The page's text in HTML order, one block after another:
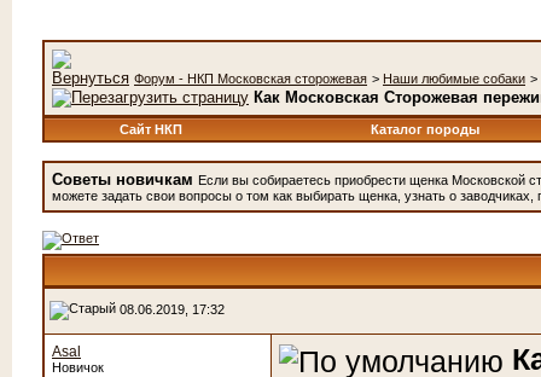
Форум - НКП Московская сторожевая > Наши любимые собаки >
Как Московская Сторожевая
Сайт НКП Каталог породы
Советы новичкам Если вы собираетесь приобрести щенка Московской
можете задать свои вопросы о том как выбирать щенка, узнать о
08.06.2019, 17:32
Asal
Новичок